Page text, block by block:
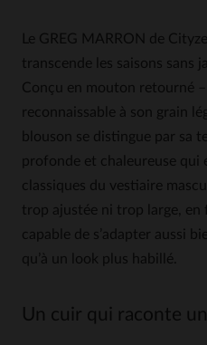
Le GREG MARRON de
transcende les saisons sans
Conçu en mouton retourné
reconnaissable à son grain
blouson se distingue par sa
profonde et chaleureuse qui
classiques du vestiaire
trop ajustée ni trop large,
capable de s’adapter aussi
qu’à un look plus habillé.
Un cuir qui raconte